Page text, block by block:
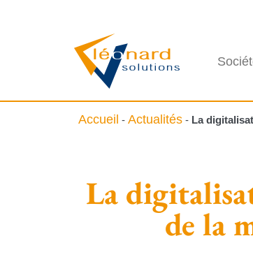
Accueil - Actualités - La
La
de la